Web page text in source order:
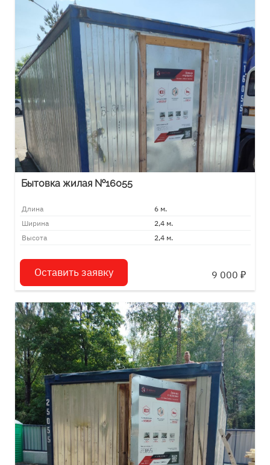
Бытовка жилая №16055
Длина
6 м.
Ширина
2,4 м.
Высота
2,4 м.
Оставить заявку 9 000 ₽